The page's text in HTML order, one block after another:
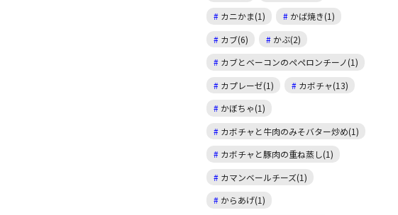
カニかま(1)
かば焼き(1)
カブ(6)
かぶ(2)
カブとベーコンのペペロンチーノ(1)
カプレーゼ(1)
カボチャ(13)
かぼちゃ(1)
カボチャと牛肉のみそバター炒め(1)
カボチャと豚肉の重ね蒸し(1)
カマンベールチーズ(1)
からあげ(1)